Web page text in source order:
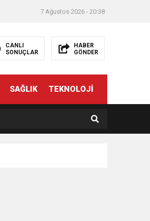
7 Ağustos 2026 - 20:38
CANLI
SONUÇLAR
HABER
GÖNDER
SAĞLIK TEKNOLOJİ